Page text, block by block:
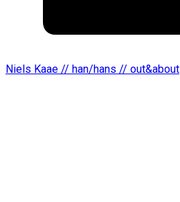
Niels Kaae // han/hans // out&about